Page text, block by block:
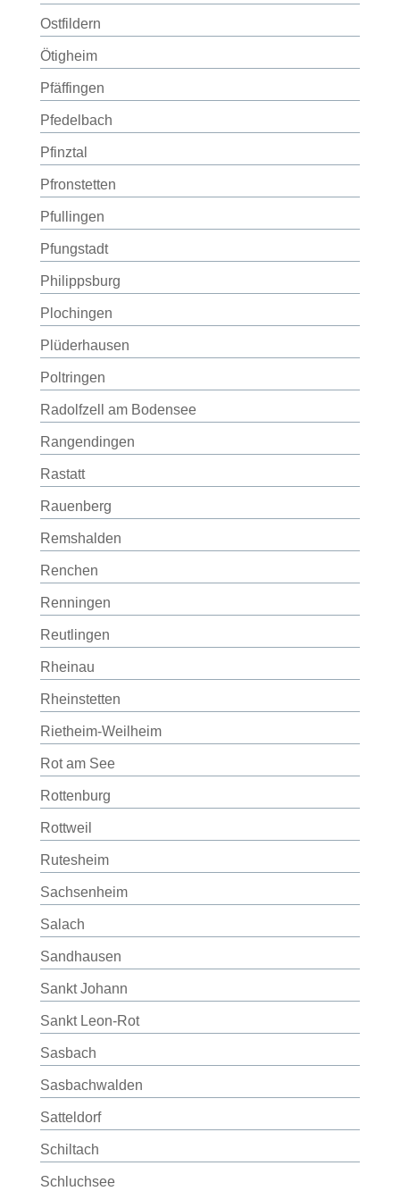
Ostfildern
Ötigheim
Pfäffingen
Pfedelbach
Pfinztal
Pfronstetten
Pfullingen
Pfungstadt
Philippsburg
Plochingen
Plüderhausen
Poltringen
Radolfzell am Bodensee
Rangendingen
Rastatt
Rauenberg
Remshalden
Renchen
Renningen
Reutlingen
Rheinau
Rheinstetten
Rietheim-Weilheim
Rot am See
Rottenburg
Rottweil
Rutesheim
Sachsenheim
Salach
Sandhausen
Sankt Johann
Sankt Leon-Rot
Sasbach
Sasbachwalden
Satteldorf
Schiltach
Schluchsee